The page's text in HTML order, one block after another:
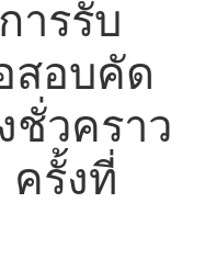
ารรับ
สอบคัด
ชั่วคราว
รั้งที่